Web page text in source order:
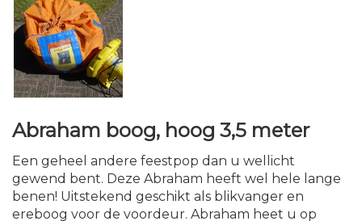
Abraham boog, hoog 3,5 meter
Een geheel andere feestpop dan u wellicht
gewend bent. Deze Abraham heeft wel hele lange
benen! Uitstekend geschikt als blikvanger en
ereboog voor de voordeur. Abraham heet u op